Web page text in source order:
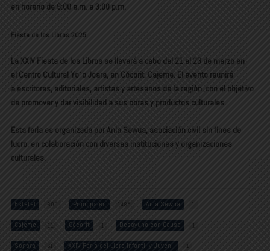
en horario de 9:00 a.m. a 3:00 p.m.
Fiesta de los Libros 2025
La XXIV Fiesta de los Libros se llevará a cabo del21 al 23 de marzo en
el Centro Cultural Yo´o Joara, en Cócorit, Cajeme. El evento reunirá
a escritores, editoriales, artistas y artesanos de la región, con el objetivo
de promover y dar visibilidad a sus obras y productos culturales.
Esta feria es organizada porAnia Sewua, asociación civil sin fines de
lucro, en colaboración con diversas instituciones y organizaciones
culturales.
Estatal 800 Principales 1485 Ania Sewua 1
Cajeme 11 Cócorit 1 Desayuno con Causa 1
Sonora 61 XXIV Feria del Libro Infantil y Juvenil 1